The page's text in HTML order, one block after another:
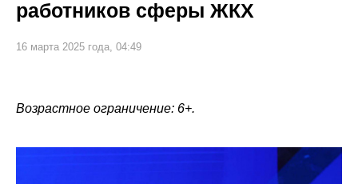
работников сферы ЖКХ
16 марта 2025 года, 04:49
Возрастное ограничение: 6+.